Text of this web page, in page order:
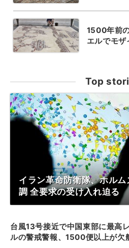
1500年前
エルでモ
Top
イラン革命防衛隊、ホル
調 全要求の受け入れ迫る
台風13号接近で中国東部に最高
ルの警戒警報、1500便以上が欠